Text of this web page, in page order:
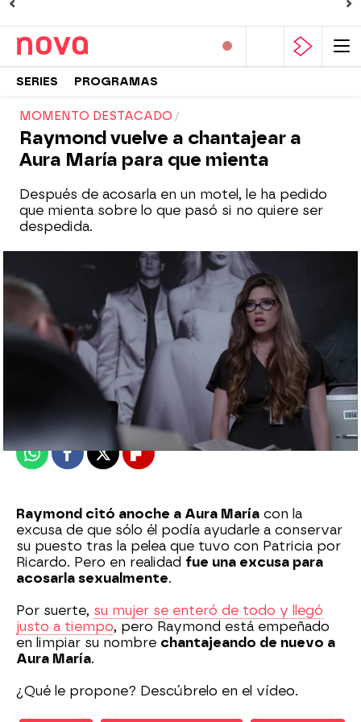
SERIES PROGRAMAS
MOMENTO DESTACADO
Raymond vuelve a chantajear a
Aura María para que mienta
Después de acosarla en un motel, le ha pedido
que mienta sobre lo que pasó si no quiere ser
despedida.
Madrid
03 de febrero de 2021, 20:29
WhatsappFacebook
X Flipboard
Raymond citó anoche a Aura María con la
excusa de que sólo él podía ayudarle a conservar
su puesto tras la pelea que tuvo con Patricia por
Ricardo. Pero en realidad fue una excusa para
acosarla sexualmente.
Por suerte, su mujer se enteró de todo y llegó
justo a tiempo, pero Raymond está empeñado
en limpiar su nombre chantajeando de nuevo a
Aura María.
¿Qué le propone? Descúbrelo en el vídeo.